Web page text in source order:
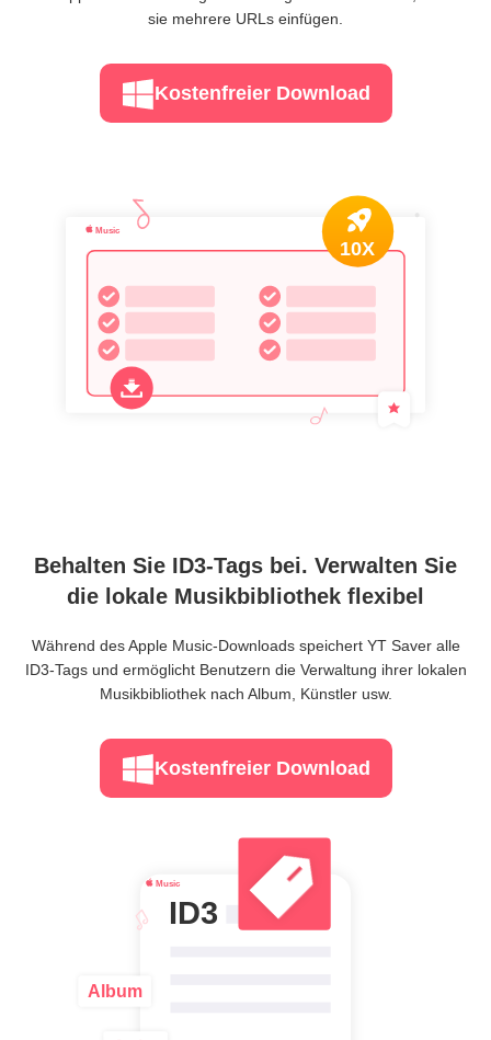
sie mehrere URLs einfügen.
Kostenfreier Download
Behalten Sie ID3-Tags bei. Verwalten Sie
die lokale Musikbibliothek flexibel
Während des Apple Music-Downloads speichert YT Saver alle
ID3-Tags und ermöglicht Benutzern die Verwaltung ihrer lokalen
Musikbibliothek nach Album, Künstler usw.
Kostenfreier Download